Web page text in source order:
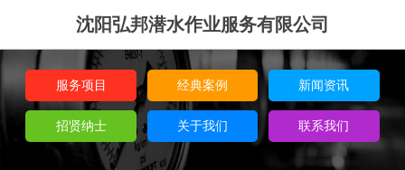
沈阳弘邦潜水作业服务有限公司
服务项目 经典案例 新闻资讯
招贤纳士 关于我们 联系我们